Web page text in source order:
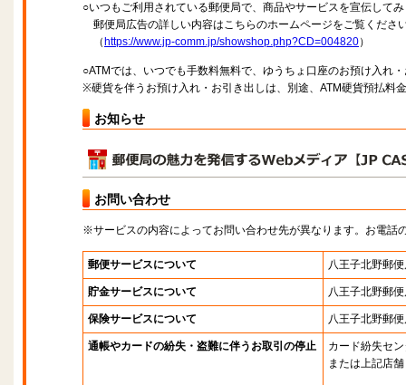
○いつもご利用されている郵便局で、商品やサービスを宣伝して
郵便局広告の詳しい内容はこちらのホームページをご覧くださ
（ https://www.jp-comm.jp/showshop.php?CD=004820）
○ATMでは、いつでも手数料無料で、ゆうちょ口座のお預け入れ
※硬貨を伴うお預け入れ・お引き出しは、別途、ATM硬貨預払料
お知らせ
お問い合わせ
※サービスの内容によってお問い合わせ先が異なります。お電話
郵便サービスについて 八王子北野郵
貯金サービスについて 八王子北野郵
保険サービスについて 八王子北野郵
通帳やカードの紛失・盗難に伴うお取引の停止
カード紛失セ
または上記店舗